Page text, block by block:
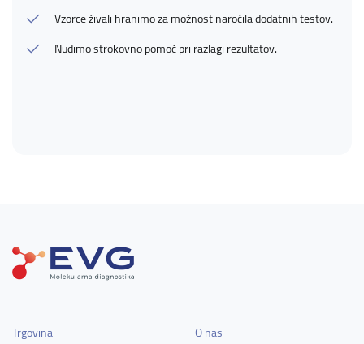
Vzorce živali hranimo za možnost naročila dodatnih testov.
Nudimo strokovno pomoč pri razlagi rezultatov.
Trgovina
O nas